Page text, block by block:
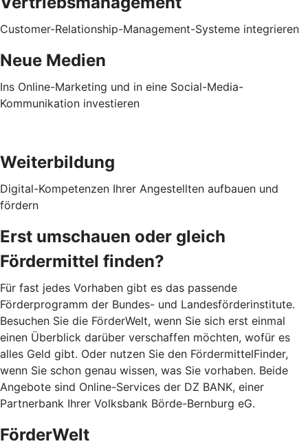
Customer-Relationship-Management-Systeme integrieren
Neue Medien
Ins Online-Marketing und in eine Social-Media-
Kommunikation investieren
Weiterbildung
Digital-Kompetenzen Ihrer Angestellten aufbauen und
fördern
Erst umschauen oder gleich
Fördermittel finden?
Für fast jedes Vorhaben gibt es das passende
Förderprogramm der Bundes- und Landesförderinstitute.
Besuchen Sie die FörderWelt, wenn Sie sich erst einmal
einen Überblick darüber verschaffen möchten, wofür es
alles Geld gibt. Oder nutzen Sie den FördermittelFinder,
wenn Sie schon genau wissen, was Sie vorhaben. Beide
Angebote sind Online-Services der DZ BANK, einer
Partnerbank Ihrer Volksbank Börde-Bernburg eG.
FörderWelt